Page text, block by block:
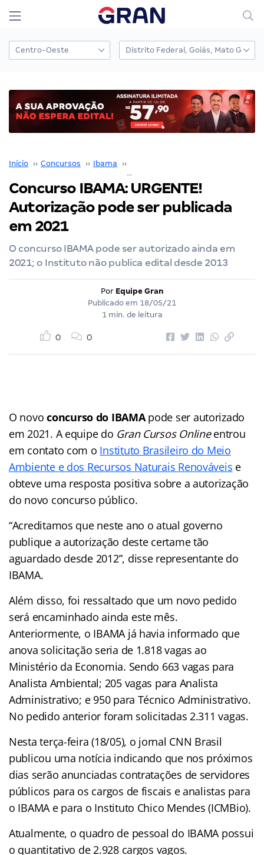
Início ›› Concursos ›› Ibama ››
Concurso IBAMA: URGENTE!
Autorização pode ser publicada
em 2021
O concurso IBAMA pode ser autorizado ainda em
2021; o Instituto não publica edital desde 2013
Por Equipe Gran
Publicado em 18/05/21
1 min. de leitura
0 0
O novoconcurso do IBAMApode ser autorizado
em 2021. A equipe do Gran Cursos Onlineentrou
em contato com o Instituto Brasileiro do Meio
Ambiente e dos Recursos Naturais Renováveis e
obteve uma resposta positiva sobre a autorização
do novo concurso público.
“Acreditamos que neste ano o atual governo
publique a autorização deste certame tão
aguardado desde 2012”, disse representante do
IBAMA.
Além disso, foi ressaltado que um novo pedido
será encaminhado ainda este mês.
Anteriormente, o IBAMA já havia informado que
anova solicitação seria de 1.818 vagas ao
Ministério da Economia. Sendo 663 vagas para
Analista Ambiental; 205 vagas para Analista
Administrativo; e 950 para Técnico Administrativo.
No pedido anterior foram solicitadas 2.311 vagas.
Nesta terça-feira (18/05), o jornal CNN Brasil
publicou uma notícia indicando que nos próximos
dias serão anunciadas contratações de servidores
públicos para os cargos de fiscais e analistas para
o IBAMA e para o Instituto Chico Mendes (ICMBio).
Atualmente, o quadro de pessoal do IBAMA possui
o quantitativo de 2.928 cargos vagos.